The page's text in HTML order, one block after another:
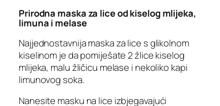
Prirodna maska za lice od kiselog mlijeka,
limuna i melase
Najjednostavnija maska za lice s glikolnom
kiselinom je da pomiješate 2 žlice kiselog
mlijeka, malu žličicu melase i nekoliko kapi
limunovog soka.
Nanesite masku na lice izbjegavajući